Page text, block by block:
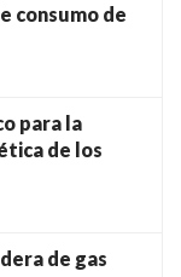
consumo de
para la
de los
de gas